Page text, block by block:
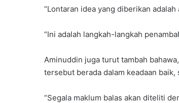
“Lontaran idea yang diberikan
“Ini adalah langkah-langkah
Aminuddin juga turut tambah
tersebut berada dalam keadaan
“Segala maklum balas akan diteliti